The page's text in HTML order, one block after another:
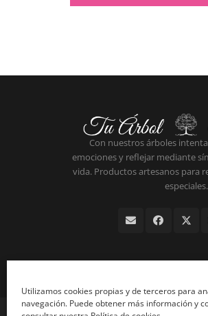
Utilizamos cookies propias y de terceros para
navegación. Puede obtener más información y
Con nuestros árboles
emociones y reflejar mediante
vida. Productos artesanos para
especiales.